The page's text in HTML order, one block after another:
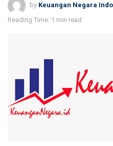
by Keuangan Negara
Reading Time: 1 min read